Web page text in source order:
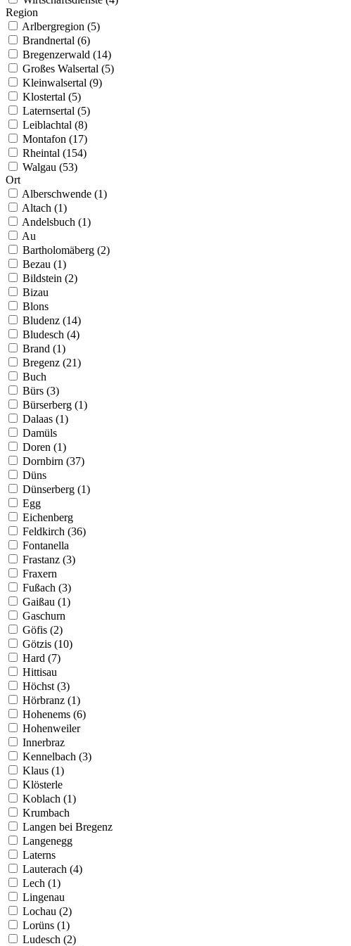
Region
Arlbergregion (5)
Brandnertal (6)
Bregenzerwald (14)
Großes Walsertal (5)
Kleinwalsertal (9)
Klostertal (5)
Laternsertal (5)
Leiblachtal (8)
Montafon (17)
Rheintal (154)
Walgau (53)
Ort
Alberschwende (1)
Altach (1)
Andelsbuch (1)
Au
Bartholomäberg (2)
Bezau (1)
Bildstein (2)
Bizau
Blons
Bludenz (14)
Bludesch (4)
Brand (1)
Bregenz (21)
Buch
Bürs (3)
Bürserberg (1)
Dalaas (1)
Damüls
Doren (1)
Dornbirn (37)
Düns
Dünserberg (1)
Egg
Eichenberg
Feldkirch (36)
Fontanella
Frastanz (3)
Fraxern
Fußach (3)
Gaißau (1)
Gaschurn
Göfis (2)
Götzis (10)
Hard (7)
Hittisau
Höchst (3)
Hörbranz (1)
Hohenems (6)
Hohenweiler
Innerbraz
Kennelbach (3)
Klaus (1)
Klösterle
Koblach (1)
Krumbach
Langen bei Bregenz
Langenegg
Laterns
Lauterach (4)
Lech (1)
Lingenau
Lochau (2)
Lorüns (1)
Ludesch (2)